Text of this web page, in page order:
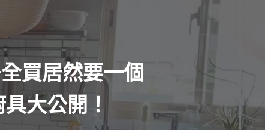
買居然要一個
大公開！